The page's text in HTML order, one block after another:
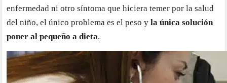
enfermedad ni otro síntoma que hiciera temer por la salud
del niño, el único problema es el peso yla única solución
poner al pequeño a dieta.